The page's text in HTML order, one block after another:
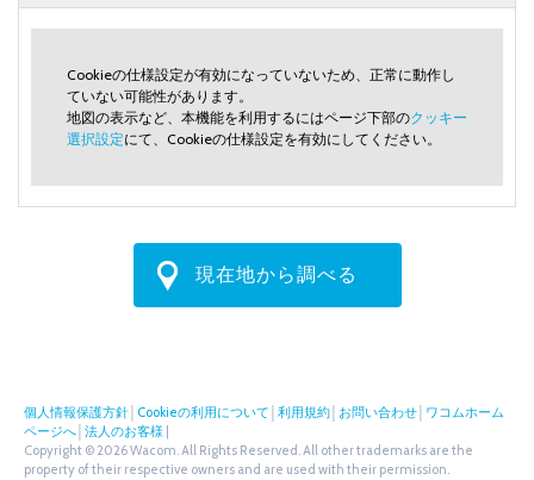
Cookieの仕様設定が有効になっていないため、正常に動作し
ていない可能性があります。
地図の表示など、本機能を利用するにはページ下部のクッキー
選択設定にて、Cookieの仕様設定を有効にしてください。
現在地から調べる
個人情報保護方針 Cookieの利用について 利用規約 お問い合わせ ワコムホーム
ページへ 法人のお客様
Copyright © 2026 Wacom. All Rights Reserved. All other trademarks are the
property of their respective owners and are used with their permission.